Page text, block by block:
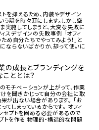
を抑えるため、内装やデザイン
話を時々耳にします。しかし空
施してしまうと、大変な失敗に
スデザインの失敗事例 「オフィ
め自分たちでやってみよう！」と
ならないばかりか、却って使いに
の成長とブランディングを
ととは？
モチベーションが上がって、作業
けを聞きかじって自分の会社に取
が出ない場合があります。 「お
てしまっているからです。 オフィ
セプトを固める必要があるので
トを作る 物理的・構造的な問題